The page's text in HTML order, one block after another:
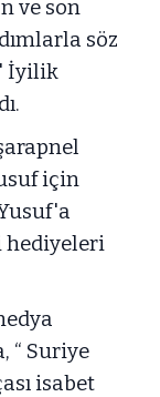
ve son
söz
İyilik
için
hediyeleri
“ Suriye
isabet